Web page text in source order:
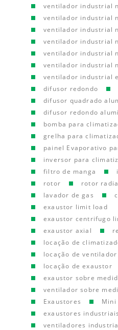
ventilador industrial
ventilador industrial
ventilador industrial
ventilador industrial
ventilador industrial
ventilador industrial
ventilador industrial
difusor redondo
difusor quadrado
difusor redondo
bomba para
grelha para
painel Evaporativo
inversor para
filtro de manga
rotor
rotor
lavador de gas
exaustor limit load
exaustor centrifugo
exaustor axial
locação de
locação de ventilador
locação de exaustor
exaustor sobre
ventilador sobre
Exaustores
Mini
exaustores industriais
ventiladores